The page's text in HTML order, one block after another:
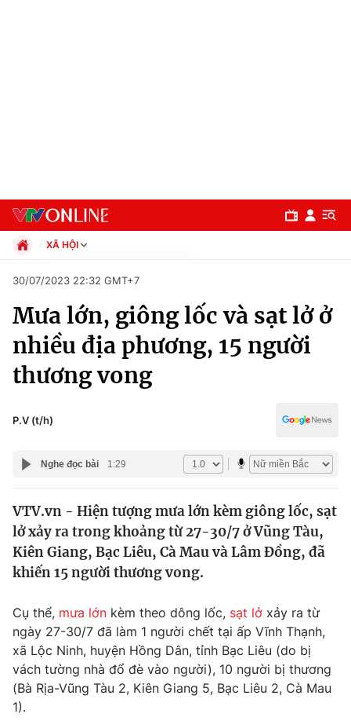
Chuyên mục
Chính trị
Thế giới
Tin tức
Thế giới đó đây
Câu chuyện quốc tế
Tài chính
Thị trường
Góc doanh nghiệp
Dữ liệu và đời sống
Truyền hình
Phim VTV
XÃ HỘI
Xã hội
Pháp luật
Kinh tế
Thể thao
Truyền hình
Văn hóa - Giải trí
Giáo dục
30/07/2023 22:32 GMT+7
Mưa lớn, giông lốc và sạt lở ở
nhiều địa phương, 15 người
thương vong
P.V (t/h)
Nghe đọc bài 1:29
VTV.vn - Hiện tượng mưa lớn kèm giông lốc, sạt
lở xảy ra trong khoảng từ 27-30/7 ở Vũng Tàu,
Kiên Giang, Bạc Liêu, Cà Mau và Lâm Đồng, đã
khiến 15 người thương vong.
Cụ thể, mưa lớn kèm theo dông lốc, sạt lở xảy ra từ
ngày 27-30/7 đã làm 1 người chết tại ấp Vĩnh Thạnh,
xã Lộc Ninh, huyện Hồng Dân, tỉnh Bạc Liêu (do bị
vách tường nhà đổ đè vào người), 10 người bị thương
(Bà Rịa-Vũng Tàu 2, Kiên Giang 5, Bạc Liêu 2, Cà Mau
1).